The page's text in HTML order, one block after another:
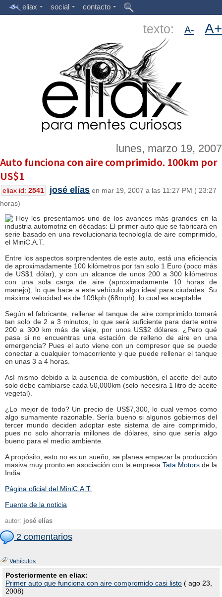
eliax social contacto
texto: A- A+
lunes, marzo 19, 2007
Auto funciona con aire comprimido. 100km por
US$1
eliax id: 2541 josé elías en mar 19, 2007 a las 11:27 PM ( 23:27
horas)
Hoy les presentamos uno de los avances más grandes en la
industria automotriz en décadas: El primer auto que se fabricará en
serie basado en una revolucionaria tecnología de aire comprimido,
el MiniC.A.T.
Entre los aspectos sorprendentes de este auto, está una eficiencia
de aproximadamente 100 kilómetros por tan solo 1 Euro (poco más
de US$1 dólar), y con un alcance de unos 200 a 300 kilómetros
con una sola carga de aire (aproximadamente 10 horas de
manejo), lo que hace a este vehículo algo ideal para ciudades. Su
máxima velocidad es de 109kph (68mph), lo cual es aceptable.
Según el fabricante, rellenar el tanque de aire comprimido tomará
tan solo de 2 a 3 minutos, lo que será suficiente para darte entre
200 a 300 km más de viaje, por unos US$2 dólares. ¿Pero qué
pasa si no encuentras una estación de relleno de aire en una
emergencia? Pues el auto viene con un compresor que se puede
conectar a cualquier tomacorriente y que puede rellenar el tanque
en unas 3 a 4 horas.
Así mismo debido a la ausencia de combustión, el aceite del auto
solo debe cambiarse cada 50,000km (solo necesira 1 litro de aceite
vegetal).
¿Lo mejor de todo? Un precio de US$7,300, lo cual vemos como
algo sumamente razonable. Sería bueno si algunos gobiernos del
tercer mundo deciden adoptar este sistema de aire comprimido,
pues no solo ahorraría millones de dólares, sino que sería algo
bueno para el medio ambiente.
A propósito, esto no es un sueño, se planea empezar la producción
masiva muy pronto en asociación con la empresa Tata Motors de la
India.
Página oficial del MiniC.A.T.
Fuente de la noticia
autor: josé elías
2 comentarios
Vehículos
Posteriormente en eliax:
Primer auto que funciona con aire compromido casi listo ( ago 23,
2008)